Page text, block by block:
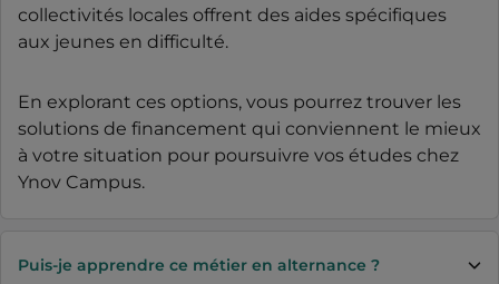
collectivités locales offrent des aides spécifiques
aux jeunes en difficulté.
En explorant ces options, vous pourrez trouver les
solutions de financement qui conviennent le mieux
à votre situation pour poursuivre vos études chez
Ynov Campus.
Puis-je apprendre ce métier en alternance ?